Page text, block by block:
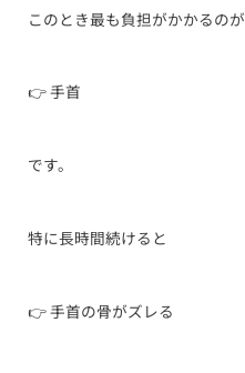
このとき最も負担がかかるのが
👉 手首
です。
特に長時間続けると
👉 手首の骨がズレる